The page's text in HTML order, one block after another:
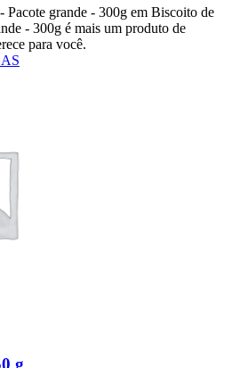
Pacote grande - 300g em Biscoito de
- 300g é mais um produto de
para você.
g